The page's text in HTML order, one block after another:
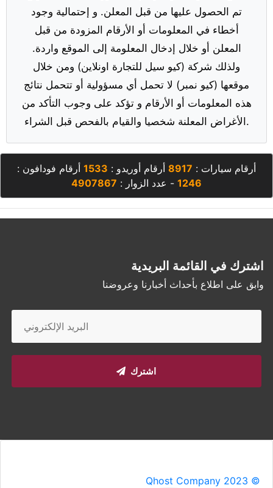
تم الحصول عليها من قبل المعلن. و إحتمالية وجود
أخطاء في المعلومات أو الأرقام المزودة من قبل
المعلن أو خلال إدخال المعلومة إلى الموقع واردة.
ولذلك شركة (كيو سيل للتجارة اونلاين) ومن خلال
موقعها (كيو نمبر) لا تحمل أي مسؤولية أو تتحمل نتائج
هذه المعلومات أو الأرقام و تؤكد على وجوب التأكد من
الأغراض المعلنة شخصيا والقيام بالفحص قبل الشراء.
أرقام سيارات : 8917 أرقام أوريدو : 1533 أرقام فودافون :
1246 - عدد الزوار : 4907867
اشترك في القائمة البريدية
وابق على اطلاع بأحداث أخبارنا وعروضنا
اشترك
Qhost Company 2023 ©